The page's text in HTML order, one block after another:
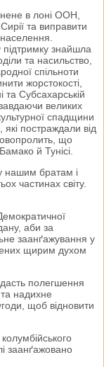
в лоні ООН,
та виправити
знайшла
та насильство,
спільноти
жорстокості,
та Субсахарській
великих
спадщини
постраждали від
що
й Тунісі.
нашим братам і
частинах світу.
аби за
заанґажування у
щирим духом
полегшення
та надихне
щоб відновити
заанґажовано